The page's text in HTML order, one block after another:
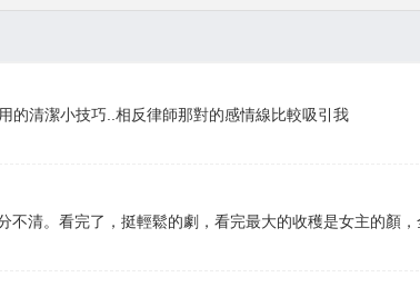
的清潔小技巧..相反律師那對的感情線比較吸引我
不清。看完了，挺輕鬆的劇，看完最大的收穫是女主的顏